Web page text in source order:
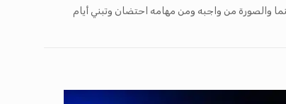
والصورة من واجبه ومن مهامه احتضان وتبني أيام